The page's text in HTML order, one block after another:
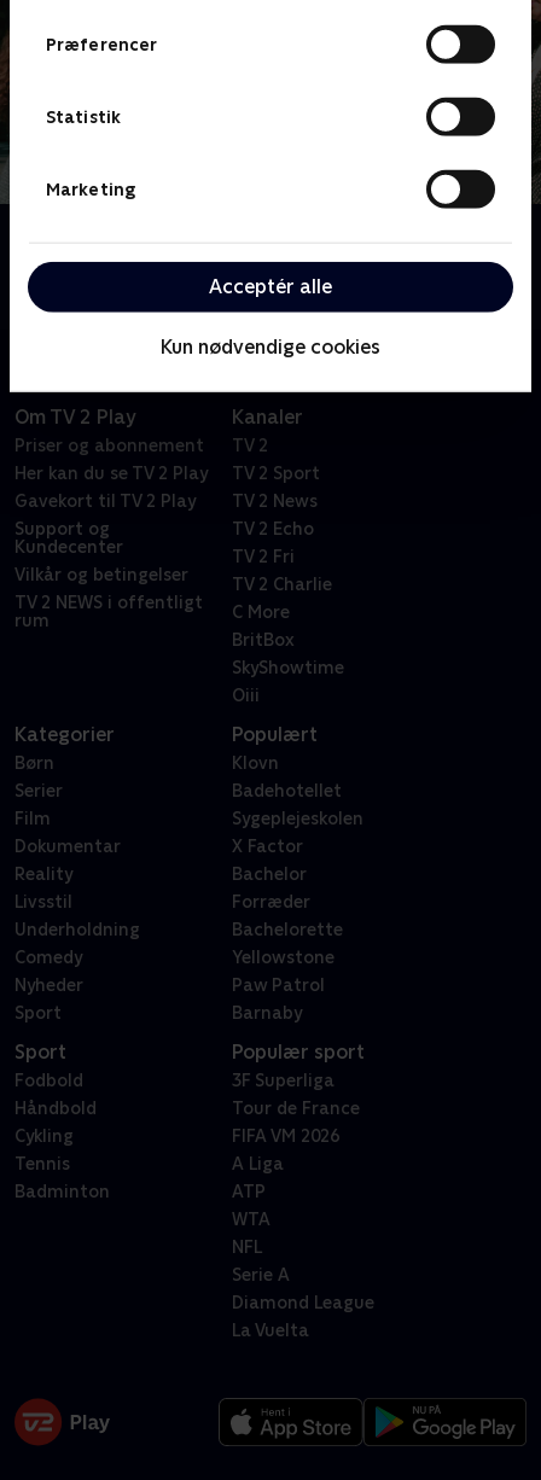
Præferencer
Statistik
Marketing
Acceptér alle
Kun nødvendige cookies
En gruppe outsidere går imod Wall Street's hårde
drenge i 1980'erne.
Om TV 2 Play
Priser og abonnement
Her kan du se TV 2 Play
Gavekort til TV 2 Play
Support og
Kundecenter
Vilkår og betingelser
TV 2 NEWS i offentligt
rum
Kanaler
TV 2
TV 2 Sport
TV 2 News
TV 2 Echo
TV 2 Fri
TV 2 Charlie
C More
BritBox
SkyShowtime
Oiii
Kategorier
Børn
Serier
Film
Dokumentar
Reality
Livsstil
Underholdning
Comedy
Nyheder
Sport
Populært
Klovn
Badehotellet
Sygeplejeskolen
X Factor
Bachelor
Forræder
Bachelorette
Yellowstone
Paw Patrol
Barnaby
Sport
Fodbold
Håndbold
Cykling
Tennis
Badminton
Populær sport
3F Superliga
Tour de France
FIFA VM 2026
A Liga
ATP
WTA
NFL
Serie A
Diamond League
La Vuelta